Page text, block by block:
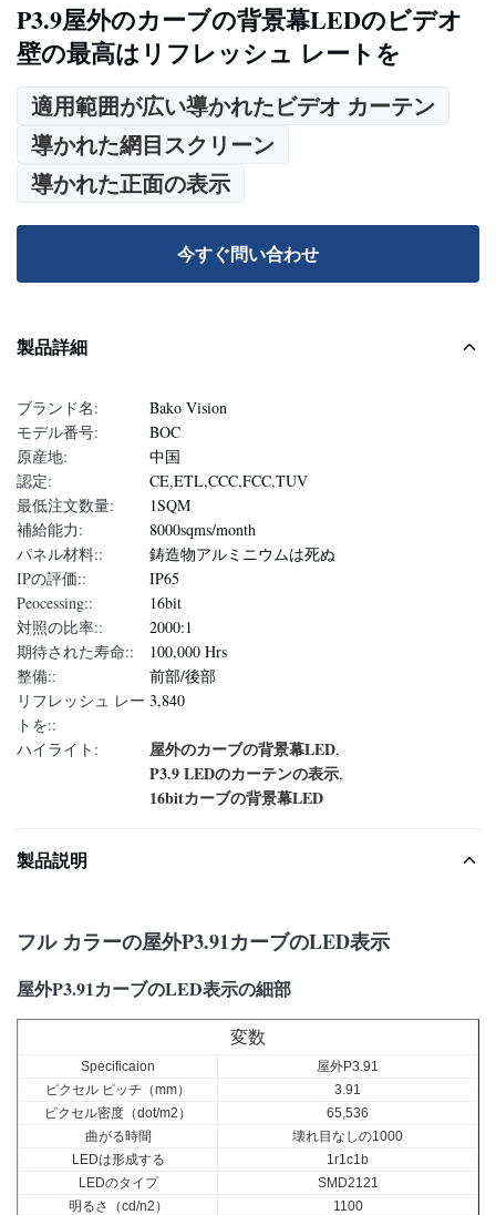
P3.9屋外のカーブの背景幕LEDのビデオ
壁の最高はリフレッシュ レートを
適用範囲が広い導かれたビデオ カーテン
導かれた網目スクリーン
導かれた正面の表示
今すぐ問い合わせ
製品詳細
ブランド名:
Bako Vision
モデル番号:
BOC
原産地:
中国
認定:
CE,ETL,CCC,FCC,TUV
最低注文数量:
1SQM
補給能力:
8000sqms/month
パネル材料::
鋳造物アルミニウムは死ぬ
IPの評価::
IP65
Peocessing::
16bit
対照の比率::
2000:1
期待された寿命::
100,000 Hrs
整備::
前部/後部
リフレッシュ レー
トを::
3,840
ハイライト: 屋外のカーブの背景幕LED,
P3.9 LEDのカーテンの表示,
16bitカーブの背景幕LED
製品説明
フル カラーの屋外P3.91カーブのLED表示
屋外P3.91カーブのLED表示の細部
変数
Specificaion
屋外P3.91
ピクセル ピッチ（mm）
3.91
ピクセル密度（dot/m2）
65,536
曲がる時間
壊れ目なしの1000
LEDは形成する
1r1c1b
LEDのタイプ
SMD2121
明るさ（cd/n2）
1100